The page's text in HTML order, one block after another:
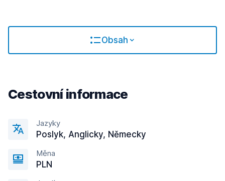
Obsah
Cestovní informace
Jazyky
Poslyk, Anglicky, Německy
Měna
PLN